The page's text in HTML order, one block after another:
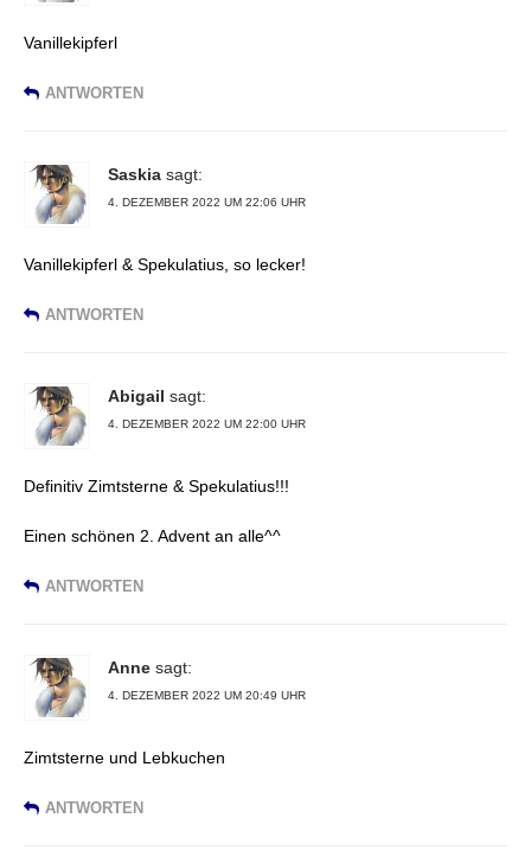
Vanillekipferl
ANTWORTEN
Saskia sagt:
4. DEZEMBER 2022 UM 22:06 UHR
Vanillekipferl & Spekulatius, so lecker!
ANTWORTEN
Abigail sagt:
4. DEZEMBER 2022 UM 22:00 UHR
Definitiv Zimtsterne & Spekulatius!!!
Einen schönen 2. Advent an alle^^
ANTWORTEN
Anne sagt:
4. DEZEMBER 2022 UM 20:49 UHR
Zimtsterne und Lebkuchen
ANTWORTEN